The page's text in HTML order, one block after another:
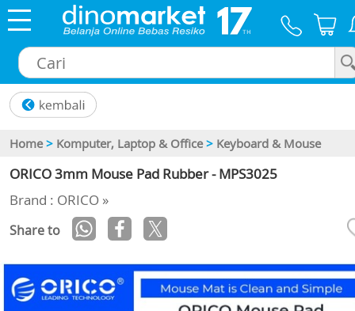
Home > Komputer, Laptop & Office > Keyboard & Mouse
ORICO 3mm Mouse Pad Rubber - MPS3025
Brand : ORICO »
Share to